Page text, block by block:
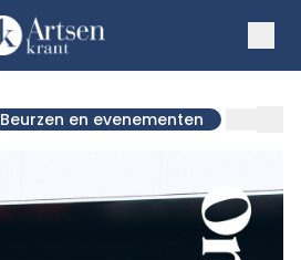
Beurzen en evenementen